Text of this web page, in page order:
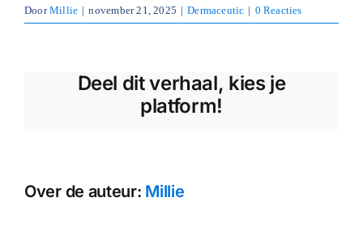
DoorMillie | november 21, 2025 | Dermaceutic | 0 Reacties
Deel dit verhaal, kies je
platform!
Over de auteur: Millie